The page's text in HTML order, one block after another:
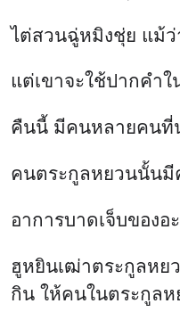
ไต่สวนฉู่หมิงชุ่ย แม้ว่
แต่เขาจะใช้ปากคำ
คืนนี้ มีคนหลายคนที่
คนตระกูลหยวนนั้นมี
อาการบาดเจ็บของ
ฮูหยินเฒ่าตระกูลหย
กิน ให้คนในตระกูล